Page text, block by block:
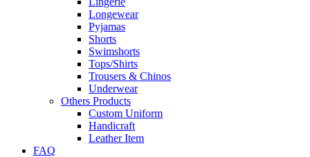
Longewear
Pyjamas
Shorts
Swimshorts
Tops/Shirts
Trousers & Chinos
Underwear
Others Products
Custom Uniform
Handicraft
Leather Item
FAQ